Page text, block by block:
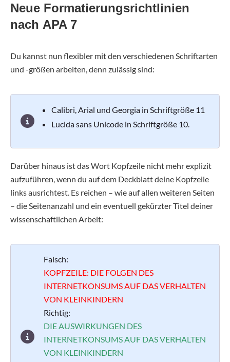
Neue Formatierungsrichtlinien
nach APA 7
Du kannst nun flexibler mit den verschiedenen Schriftarten
und -größen arbeiten, denn zulässig sind:
Calibri, Arial und Georgia in Schriftgröße 11
Lucida sans Unicode in Schriftgröße 10.
Darüber hinaus ist das Wort Kopfzeile nicht mehr explizit
aufzuführen, wenn du auf dem Deckblatt deine Kopfzeile
links ausrichtest. Es reichen – wie auf allen weiteren Seiten
– die Seitenanzahl und ein eventuell gekürzter Titel deiner
wissenschaftlichen Arbeit:
Falsch:
KOPFZEILE: DIE FOLGEN DES
INTERNETKONSUMS AUF DAS VERHALTEN
VON KLEINKINDERN
Richtig:
DIE AUSWIRKUNGEN DES
INTERNETKONSUMS AUF DAS VERHALTEN
VON KLEINKINDERN